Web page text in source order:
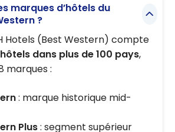
marques d’hôtels du
?
Hotels (Best Western) compte
dans plus de 100 pays,
marques :
: marque historique mid-
Plus: segment supérieur